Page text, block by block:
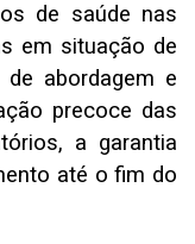
de saúde nas
em situação de
abordagem e
precoce das
a garantia
até o fim do